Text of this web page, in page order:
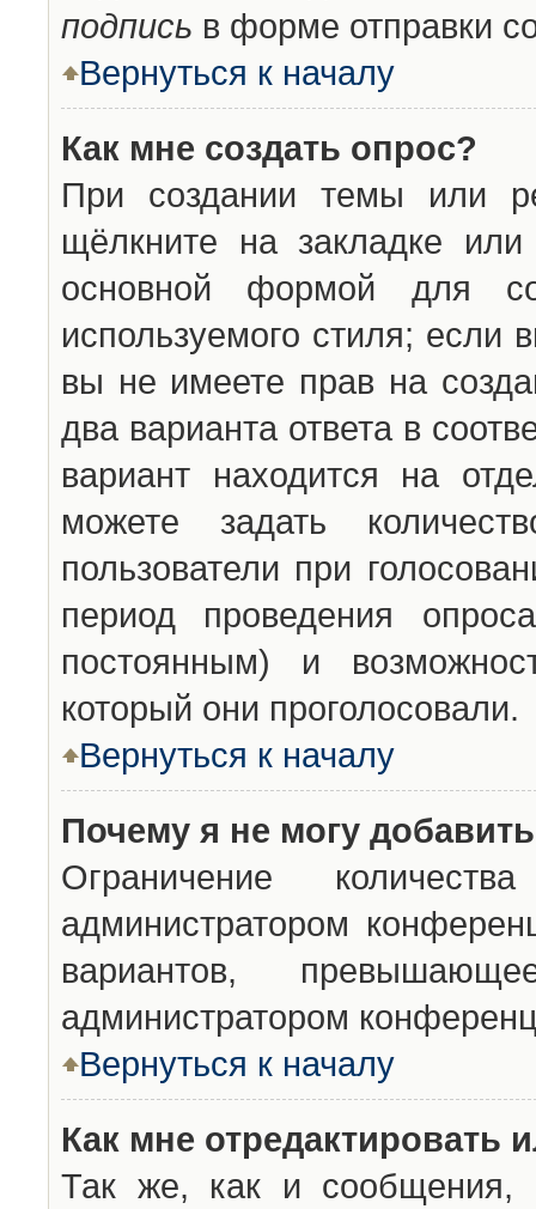
подпись в форме отправки
Вернуться к началу
Как мне создать опрос?
При создании темы или
щёлкните на закладке
основной формой для
используемого стиля; если
вы не имеете прав на
два варианта ответа в
вариант находится на
можете задать
пользователи при
период проведения
постоянным) и
который они проголосовали.
Вернуться к началу
Почему я не могу
Ограничение
администратором
вариантов,
администратором
Вернуться к началу
Как мне отредактировать
Так же, как и сообщения,